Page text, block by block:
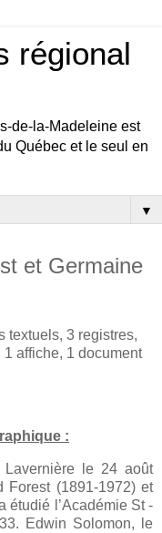
régional
de-la-Madeleine est
Québec et le seul en
▼
et Germaine
textuels, 3 registres,
affiche, 1 document
:
le 24 août
(1891-1972) et
étudié l’Académie St -
Edwin Solomon, le